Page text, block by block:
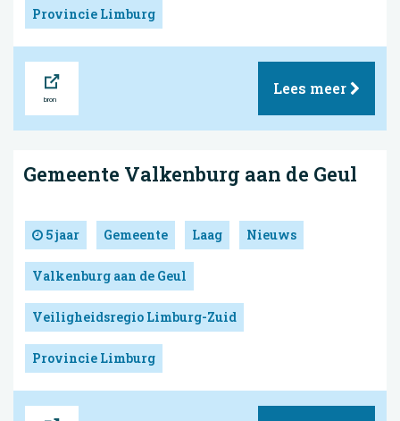
Provincie Limburg
Lees meer
Gemeente Valkenburg aan de Geul
5 jaar Gemeente Laag Nieuws
Valkenburg aan de Geul
Veiligheidsregio Limburg-Zuid
Provincie Limburg